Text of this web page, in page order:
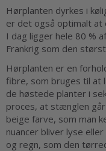
Hørplanten dyrkes i
er det også optimalt at
I dag ligger hele 80 %
Frankrig som den
Hørplanten er en
fibre, som bruges til at
de høstede planter i
proces, at stænglen
beige farve, som man
nuancer bliver lyse
og regn, som den